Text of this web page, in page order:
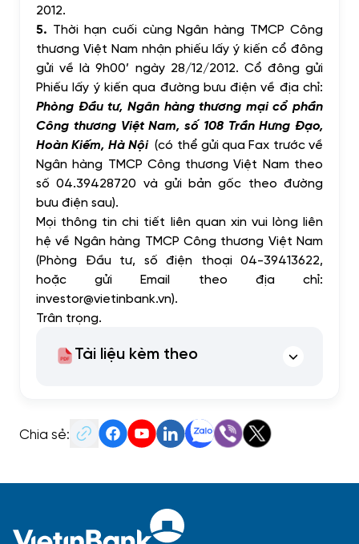
2012.
5. Thời hạn cuối cùng Ngân hàng TMCP Công
thương Việt Nam nhận phiếu lấy ý kiến cổ đông
gửi về là 9h00’ ngày 28/12/2012. Cổ đông gửi
Phiếu lấy ý kiến qua đường bưu điện về địa chỉ:
Phòng Đầu tư, Ngân hàng thương mại cổ phần
Công thương Việt Nam, số 108 Trần Hưng Đạo,
Hoàn Kiếm, Hà Nội(có thể gửi qua Fax trước về
Ngân hàng TMCP Công thương Việt Nam theo
số 04.39428720 và gửi bản gốc theo đường
bưu điện sau).
Mọi thông tin chi tiết liên quan xin vui lòng liên
hệ về Ngân hàng TMCP Công thương Việt Nam
(Phòng Đầu tư, số điện thoại 04-39413622,
hoặc gửi Email theo địa chỉ:
investor@vietinbank.vn).
Trân trọng.
Tài liệu kèm theo
Chia sẻ: